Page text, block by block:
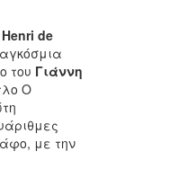
Henri de
του Γιάννη
Ο
με την